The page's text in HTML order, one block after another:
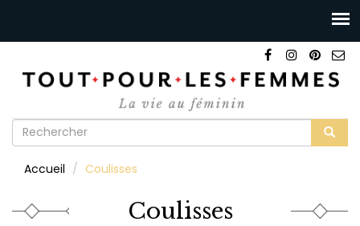
Formulaire
recherche
Accueil Coulisses
Coulisses